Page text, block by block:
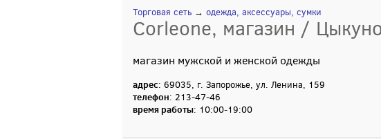
Торговая сеть → одежда, аксессуары, сумки
Corleone, магазин /
магазин мужской и женской одежды
адрес: 69035, г. Запорожье, ул. Ленина, 159
телефон: 213-47-46
время работы: 10:00-19:00